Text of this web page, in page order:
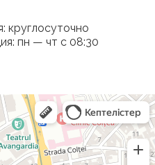
круглосуточно
пн — чт с 08:30